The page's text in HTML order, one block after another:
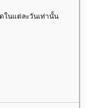
ในแต่ละวันเท่านั้น